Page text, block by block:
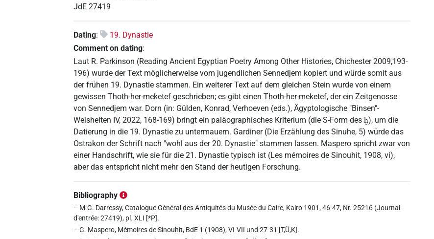
JdE 27419
Dating:
19. Dynastie
Comment on dating:
Laut R. Parkinson (Reading Ancient Egyptian Poetry Among Other Histories, Chichester 2009,193-
196) wurde der Text möglicherweise vom jugendlichen Sennedjem kopiert und würde somit aus
der frühen 19. Dynastie stammen. Ein weiterer Text auf dem gleichen Stein wurde von einem
gewissen Thoth-her-meketef geschrieben; es gibt einen Thoth-her-meketef, der ein Zeitgenosse
von Sennedjem war. Dorn (in: Gülden, Konrad, Verhoeven (eds.), Ägyptologische "Binsen"-
Weisheiten IV, 2022, 168-169) bringt ein paläographisches Kriterium (die S-Form desḫ), um die
Datierung in die 19. Dynastie zu untermauern. Gardiner (Die Erzählung des Sinuhe, 5) würde das
Ostrakon der Schrift nach "wohl aus der 20. Dynastie" stammen lassen. Maspero spricht zwar von
einer Handschrift, wie sie für die 21. Dynastie typisch ist (Les mémoires de Sinouhit, 1908, vi),
aber das entspricht nicht mehr den Stand der heutigen Forschung.
Bibliography
– M.G. Darressy, Catalogue Général des Antiquités du Musée du Caire, Kairo 1901, 46-47, Nr. 25216 (Journal
d'entrée: 27419), pl. XLI [*P].
– G. Maspero, Mémoires de Sinouhit, BdE 1 (1908), VI-VII und 27-31 [T,Ü,K].